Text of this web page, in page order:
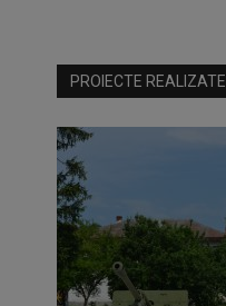
PROIECTE REALIZATE